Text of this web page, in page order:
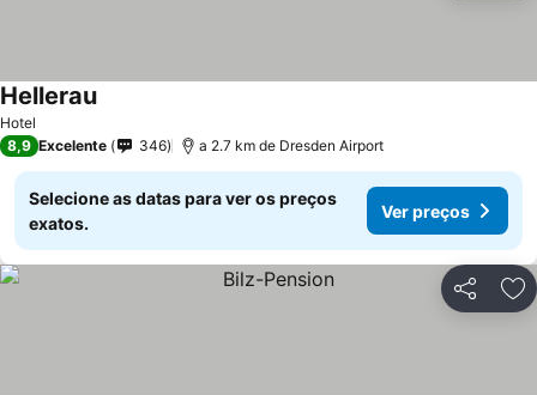
Hotel
HellerauVer preços
8,9 Excelente 346 a 2.7 km de Dresden Airport
Selecione as datas para ver os preços
exatos.
Ver preços
Partilhar